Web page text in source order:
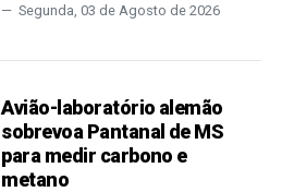
Segunda, 03 de Agosto de 2026
Avião-laboratório alemão
sobrevoa Pantanal de MS
para medir carbono e
metano